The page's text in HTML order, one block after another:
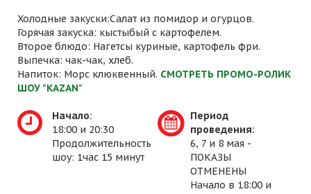
Холодные закуски:Салат из помидор и огурцов.
Горячая закуска: кыстыбый с картофелем.
Второе блюдо: Нагетсы куриные, картофель фри.
Выпечка: чак-чак, хлеб.
Напиток: Морс клюквенный. СМОТРЕТЬ ПРОМО-РОЛИК
ШОУ "KAZAN"
Начало:
18:00 и 20:30
Продолжительность
шоу: 1час 15 минут
Период
проведения:
6, 7 и 8 мая -
ПОКАЗЫ
ОТМЕНЕНЫ
Начало в 18:00 и